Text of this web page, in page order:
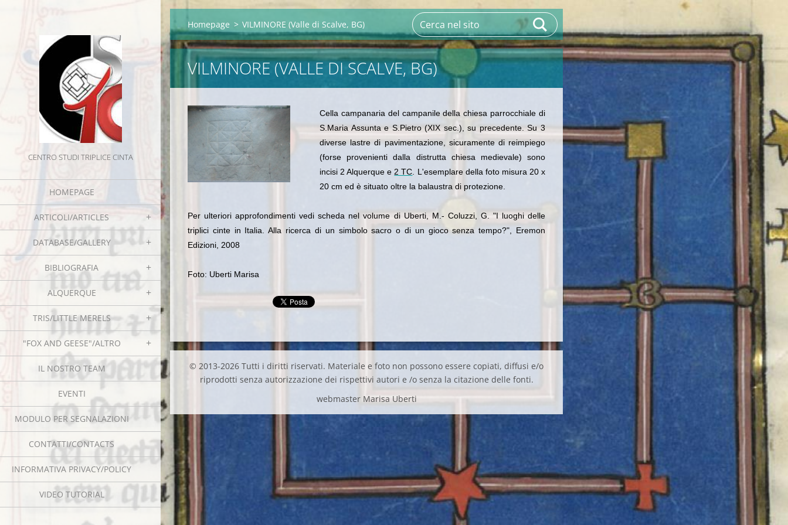
CENTRO STUDI TRIPLICE CINTA
HOMEPAGE
ARTICOLI/ARTICLES
DATABASE/GALLERY
BIBLIOGRAFIA
ALQUERQUE
TRIS/LITTLE MERELS
"FOX AND GEESE"/ALTRO
IL NOSTRO TEAM
EVENTI
MODULO PER SEGNALAZIONI
CONTATTI/CONTACTS
INFORMATIVA PRIVACY/POLICY
VIDEO TUTORIAL
Homepage > VILMINORE (Valle di Scalve, BG)
VILMINORE (VALLE DI SCALVE, BG)
Cella campanaria del campanile della chiesa parrocchiale di
S.Maria Assunta e S.Pietro (XIX sec.), su precedente. Su 3
diverse lastre di pavimentazione, sicuramente di reimpiego
(forse provenienti dalla distrutta chiesa medievale) sono
incisi 2 Alquerque e 2 TC . L'esemplare della foto misura 20 x
20 cm ed è situato oltre la balaustra di protezione.
Per ulteriori approfondimenti vedi scheda nel volume di Uberti, M.- Coluzzi, G. "I luoghi delle
triplici cinte in Italia. Alla ricerca di un simbolo sacro o di un gioco senza tempo?", Eremon
Edizioni, 2008
Foto: Uberti Marisa
© 2013-2026 Tutti i diritti riservati. Materiale e foto non possono essere copiati, diffusi e/o
riprodotti senza autorizzazione dei rispettivi autori e /o senza la citazione delle fonti.
webmaster Marisa Uberti